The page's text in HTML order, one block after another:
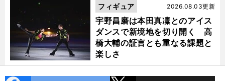
宇野昌磨は本田真凜とのアイス
ダンスで新境地を切り開く 高
橋大輔の証言とも重なる課題と
楽しさ
2026.08.03更新
フィギュア